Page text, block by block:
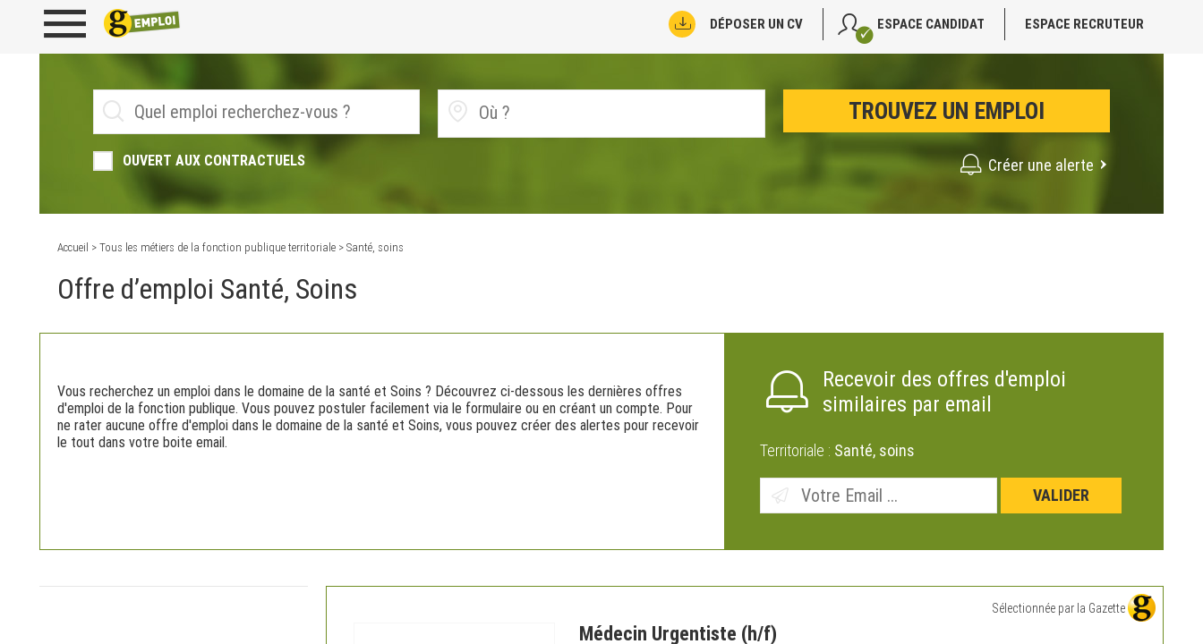
DÉPOSER UN CV ESPACE CANDIDAT ESPACE RECRUTEUR
OUVERT AUX CONTRACTUELS Créer une alerte
Accueil > Tous les métiers de la fonction publique territoriale > Santé, soins
Offre d’emploi Santé, Soins
Vous recherchez un emploi dans le domaine de la santé et Soins ? Découvrez ci-dessous les dernières offres
d'emploi de la fonction publique. Vous pouvez postuler facilement via le formulaire ou en créant un compte. Pour
ne rater aucune offre d'emploi dans le domaine de la santé et Soins, vous pouvez créer des alertes pour recevoir
le tout dans votre boite email.
Recevoir des offres d'emploi
similaires par email
Territoriale : Santé, soins
Sélectionnée par la Gazette
Médecin Urgentiste (h/f)